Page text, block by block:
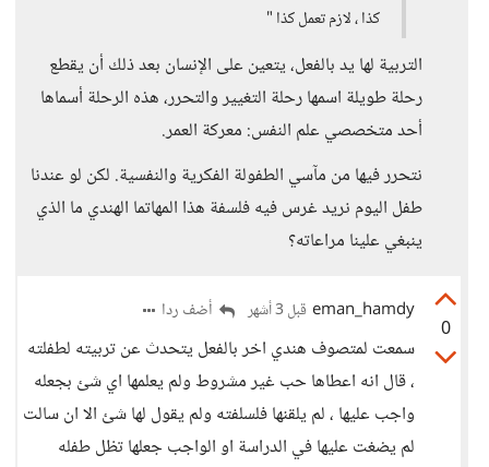
كذا ، لازم تعمل كذا "
التربية لها يد بالفعل، يتعين على الإنسان بعد ذلك أن يقطع
رحلة طويلة اسمها رحلة التغيير والتحرر، هذه الرحلة أسماها
أحد متخصصي علم النفس: معركة العمر.
نتحرر فيها من مآسي الطفولة الفكرية والنفسية. لكن لو عندنا
طفل اليوم نريد غرس فيه فلسفة هذا المهاتما الهندي ما الذي
ينبغي علينا مراعاته؟
0
eman_hamdy قبل 3 أشهر أضف ردا
سمعت لمتصوف هندي اخر بالفعل يتحدث عن تربيته لطفلته
، قال انه اعطاها حب غير مشروط ولم يعلمها اي شئ بجعله
واجب عليها ، لم يلقنها فلسلفته ولم يقول لها شئ الا ان سالت
لم يضغت عليها في الدراسة او الواجب جعلها تظل طفله